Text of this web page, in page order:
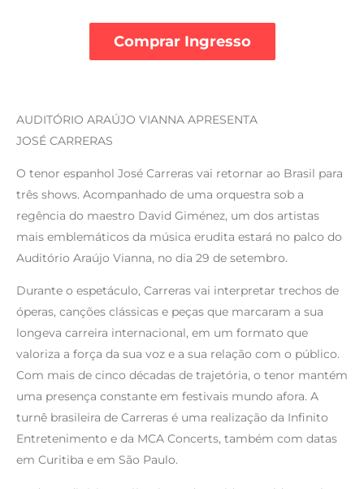
AUDITÓRIO ARAÚJO VIANNA APRESENTA
JOSÉ CARRERAS
O tenor espanhol José Carreras vai retornar ao Brasil para
três shows. Acompanhado de uma orquestra sob a
regência do maestro David Giménez, um dos artistas
mais emblemáticos da música erudita estará no palco do
Auditório Araújo Vianna, no dia 29 de setembro.
Durante o espetáculo, Carreras vai interpretar trechos de
óperas, canções clássicas e peças que marcaram a sua
longeva carreira internacional, em um formato que
valoriza a força da sua voz e a sua relação com o público.
Com mais de cinco décadas de trajetória, o tenor mantém
uma presença constante em festivais mundo afora. A
turnê brasileira de Carreras é uma realização da Infinito
Entretenimento e da MCA Concerts, também com datas
em Curitiba e em São Paulo.
Comprar Ingresso